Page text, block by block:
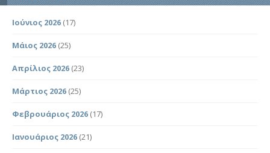
Ιούνιος 2026 (17)
Μάιος 2026 (25)
Απρίλιος 2026 (23)
Μάρτιος 2026 (25)
Φεβρουάριος 2026 (17)
Ιανουάριος 2026 (21)